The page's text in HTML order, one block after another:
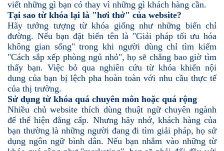
viết những gì bạn có thay vì những gì khách hàng cần.
Tại sao từ khóa lại là "hơi thở" của website?
Hãy tưởng tượng từ khóa giống như những biển chỉ
đường. Nếu bạn đặt biển tên là "Giải pháp tối ưu hóa
không gian sống" trong khi người dùng chỉ tìm kiếm
"Cách sắp xếp phòng ngủ nhỏ", họ sẽ chẳng bao giờ tìm
thấy bạn. Việc bỏ qua nghiên cứu từ khóa khiến nội
dung của bạn bị lệch pha hoàn toàn với nhu cầu thực tế
của thị trường.
Sử dụng từ khóa quá chuyên môn hoặc quá rộng
Nhiều chủ website thích dùng thuật ngữ chuyên ngành
để thể hiện đẳng cấp. Nhưng hãy nhớ, khách hàng của
bạn thường là những người đang đi tìm giải pháp, họ sử
dụng ngôn ngữ bình dân. Nếu bạn nhắm vào những từ